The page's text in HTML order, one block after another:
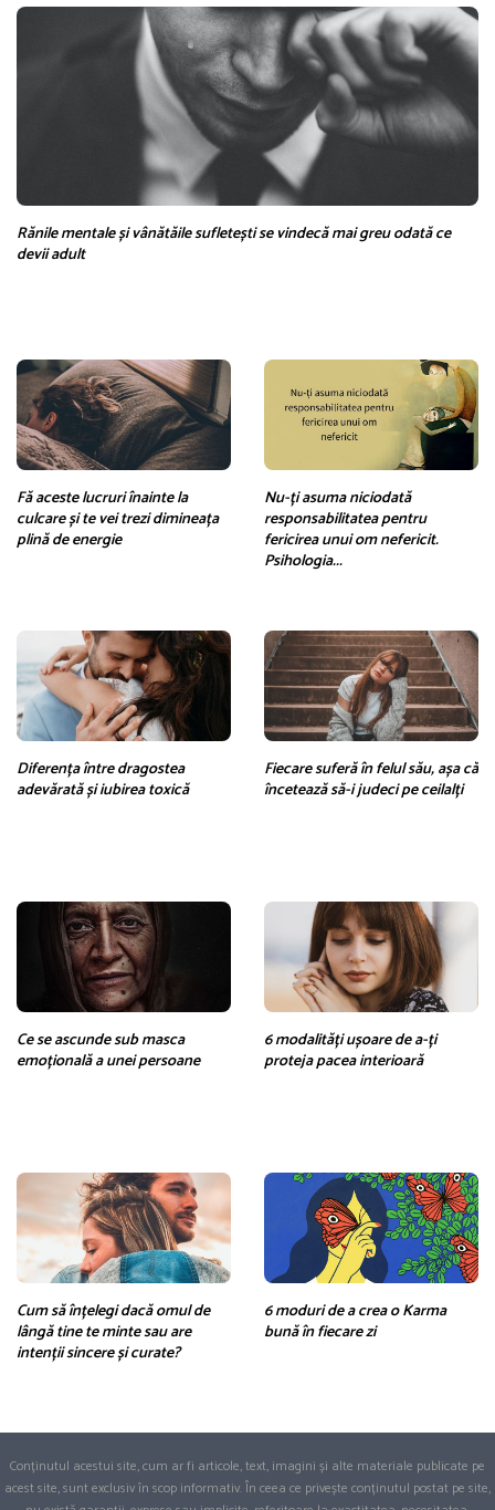
Rănile mentale și vânătăile sufletești se vindecă mai greu odată ce
devii adult
Fă aceste lucruri înainte la
culcare și te vei trezi dimineața
plină de energie
Nu-ți asuma niciodată
responsabilitatea pentru
fericirea unui om nefericit.
Psihologia...
Diferența între dragostea
adevărată și iubirea toxică
Fiecare suferă în felul său, așa că
încetează să-i judeci pe ceilalți
Ce se ascunde sub masca
emoțională a unei persoane
6 modalități ușoare de a-ți
proteja pacea interioară
Cum să înțelegi dacă omul de
lângă tine te minte sau are
intenții sincere și curate?
6 moduri de a crea o Karma
bună în fiecare zi
Conținutul acestui site, cum ar fi articole, text, imagini și alte materiale publicate pe
acest site, sunt exclusiv în scop informativ. În ceea ce privește conținutul postat pe site,